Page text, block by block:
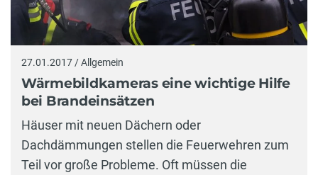
27.01.2017 / Allgemein
Wärmebildkameras eine wichtige Hilfe
bei Brandeinsätzen
Häuser mit neuen Dächern oder
Dachdämmungen stellen die Feuerwehren zum
Teil vor große Probleme. Oft müssen die